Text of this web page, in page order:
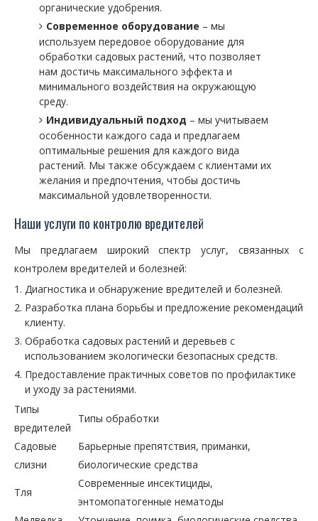
органические удобрения.
Современное оборудование – мы
используем передовое оборудование для
обработки садовых растений, что позволяет
нам достичь максимального эффекта и
минимального воздействия на окружающую
среду.
Индивидуальный подход – мы учитываем
особенности каждого сада и предлагаем
оптимальные решения для каждого вида
растений. Мы также обсуждаем с клиентами их
желания и предпочтения, чтобы достичь
максимальной удовлетворенности.
Наши услуги по контролю вредителей
Мы предлагаем широкий спектр услуг, связанных с
контролем вредителей и болезней:
Диагностика и обнаружение вредителей и болезней.
Разработка плана борьбы и предложение рекомендаций
клиенту.
Обработка садовых растений и деревьев с
использованием экологически безопасных средств.
Предоставление практичных советов по профилактике
и уходу за растениями.
Типы
вредителей
Типы обработки
Садовые
слизни
Барьерные препятствия, приманки,
биологические средства
Тля
Современные инсектициды,
энтомопатогенные нематоды